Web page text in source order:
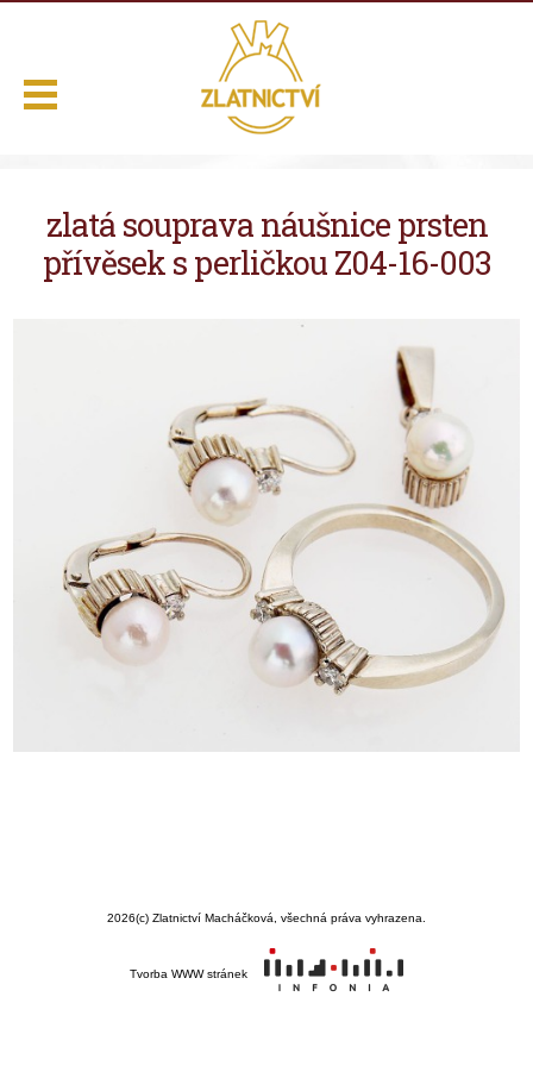
zlatá souprava náušnice prsten
přívěsek s perličkou Z04-16-003
Domů
Naše služby
Kontakt
2026(c) Zlatnictví Macháčková, všechná práva vyhrazena.
Tvorba WWW stránek